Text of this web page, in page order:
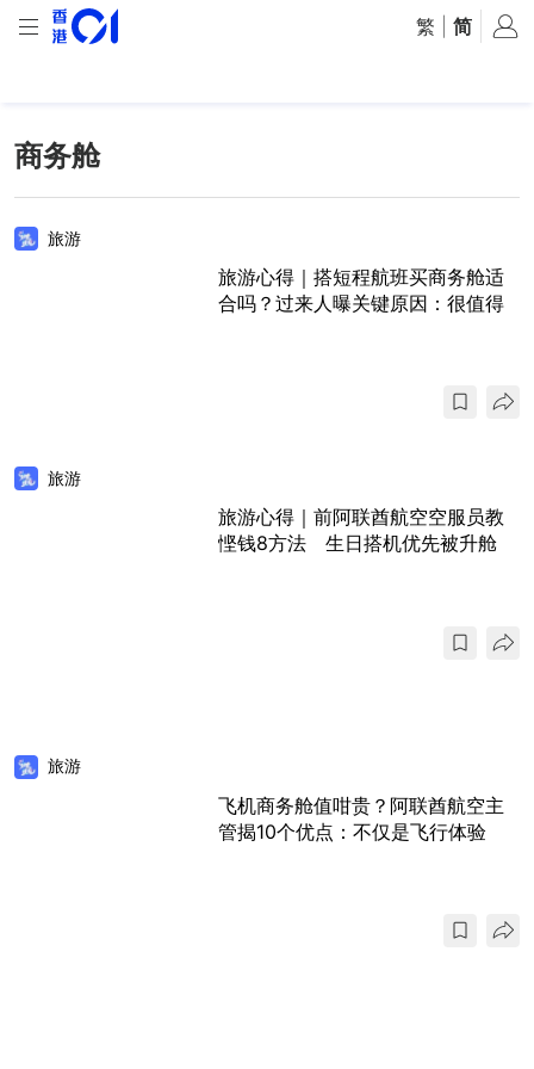
繁 简
商务舱
旅游
旅游心得｜搭短程航班买商务舱适
合吗？过来人曝关键原因：很值得
旅游
旅游心得｜前阿联酋航空空服员教
悭钱8方法 生日搭机优先被升舱
旅游
飞机商务舱值咁贵？阿联酋航空主
管揭10个优点：不仅是飞行体验